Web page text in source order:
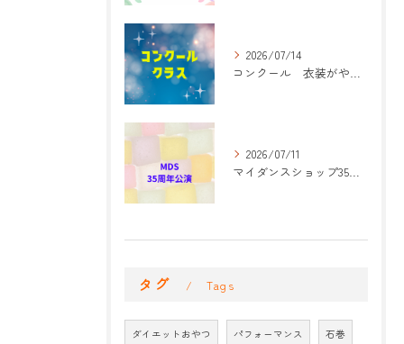
2026/07/14
コンクール 衣装がやって来た！
2026/07/11
マイダンスショップ35周年記念公演 振付開始
タグ Tags
ダイエットおやつ パフォーマンス 石巻